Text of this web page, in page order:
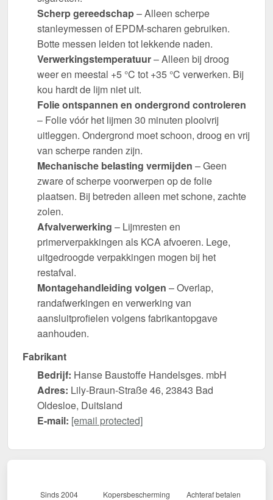
Scherp gereedschap– Alleen scherpe
stanleymessen of EPDM-scharen gebruiken.
Botte messen leiden tot lekkende naden.
Verwerkingstemperatuur– Alleen bij droog
weer en meestal +5 °C tot +35 °C verwerken. Bij
kou hardt de lijm niet uit.
Folie ontspannen en ondergrond controleren
– Folie vóór het lijmen 30 minuten plooivrij
uitleggen. Ondergrond moet schoon, droog en vrij
van scherpe randen zijn.
Mechanische belasting vermijden – Geen
zware of scherpe voorwerpen op de folie
plaatsen. Bij betreden alleen met schone, zachte
zolen.
Afvalverwerking – Lijmresten en
primerverpakkingen als KCA afvoeren. Lege,
uitgedroogde verpakkingen mogen bij het
restafval.
Montagehandleiding volgen – Overlap,
randafwerkingen en verwerking van
aansluitprofielen volgens fabrikantopgave
aanhouden.
Fabrikant
Bedrijf: Hanse Baustoffe Handelsges. mbH
Adres: Lily-Braun-Straße 46, 23843 Bad
Oldesloe, Duitsland
E-mail: [email protected]
Sinds 2004 Kopersbescherming Achteraf betalen